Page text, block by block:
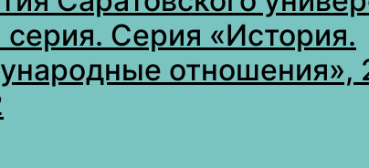
серия. Серия «История.
отношения»,